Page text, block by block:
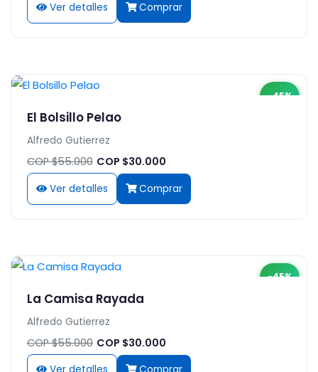
Ver detalles Comprar
-45%
El Bolsillo Pelao
Alfredo Gutierrez
COP $55.000 COP $30.000
Ver detalles Comprar
-45%
La Camisa Rayada
Alfredo Gutierrez
COP $55.000 COP $30.000